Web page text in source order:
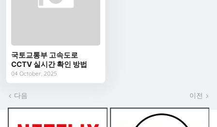
국토교통부 고속도로
CCTV 실시간 확인 방법
04 October, 2025
다음 이전
쿠폰 BEST2